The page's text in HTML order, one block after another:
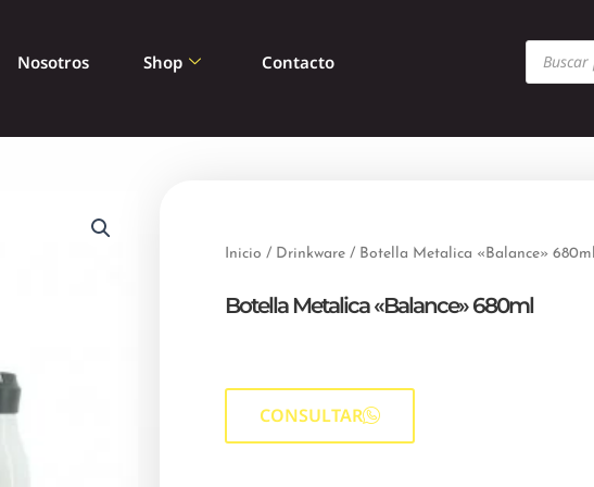
Nosotros Shop Contacto
Búsqueda
de
Inicio / Drinkware / Botella Metalica «Balance» 680ml
Botella Metalica «Balance» 680ml
CONSULTAR